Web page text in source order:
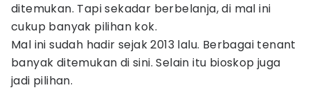
ditemukan. Tapi sekadar berbelanja, di mal ini
cukup banyak pilihan kok.
Mal ini sudah hadir sejak 2013 lalu. Berbagai tenant
banyak ditemukan di sini. Selain itu bioskop juga
jadi pilihan.